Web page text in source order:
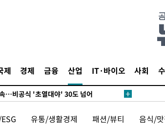
제 경제 금융 산업 IT·바이오 사회
원전 반대 안해…안정 전력 위해 불가피"
논란' 대한축구협회·축구회관 등 압수수
카 발동…4%대 급락
…비공식 '초열대야' 30도 넘어
인트(1.81%) 내린 6478.75 개장
유통/생활경제 패션/뷰티 음식/